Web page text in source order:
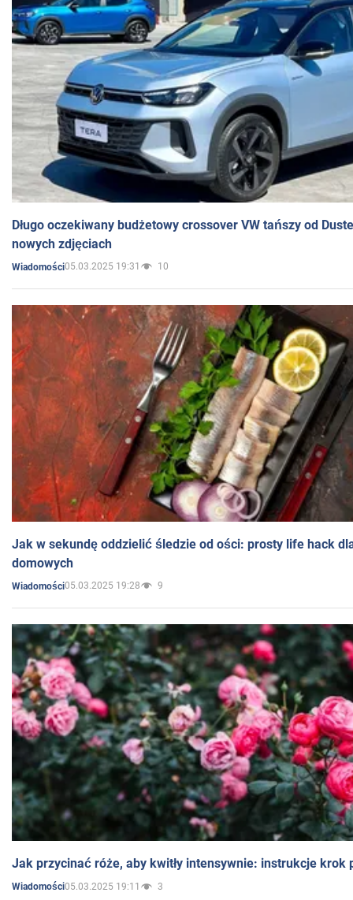
Długo oczekiwany budżetowy crossover VW tańszy od
nowych zdjęciach
Wiadomości05.03.2025 19:31 10
Jak w sekundę oddzielić śledzie od ości: prosty life hack
domowych
Wiadomości05.03.2025 19:28 9
Jak przycinać róże, aby kwitły intensywnie: instrukcje krok
Wiadomości05.03.2025 19:11 3